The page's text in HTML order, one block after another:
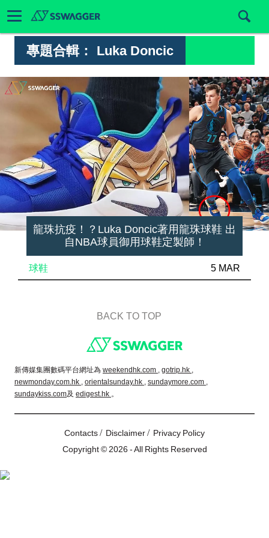
專題合輯： Luka Doncic
龍珠抗疫！？Luka Doncic著用龍珠球鞋 出
自NBA球員御用球鞋定製師！
球鞋 5 MAR
BACK TO TOP
新傳媒集團數碼平台網址為 weekendhk.com , gotrip.hk ,
newmonday.com.hk , orientalsunday.hk , sundaymore.com ,
sundaykiss.com及 edigest.hk 。
Contacts/ Disclaimer/ Privacy Policy
Copyright © 2026 - All Rights Reserved